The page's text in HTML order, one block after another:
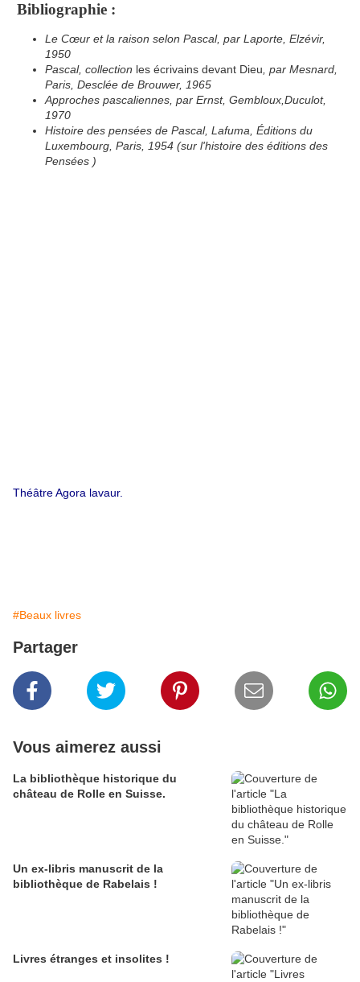
Bibliographie :
Le Cœur et la raison selon Pascal, par Laporte, Elzévir,
1950
Pascal, collection les écrivains devant Dieu , par Mesnard,
Paris, Desclée de Brouwer, 1965
Approches pascaliennes, par Ernst, Gembloux,Duculot,
1970
Histoire des pensées de Pascal, Lafuma, Éditions du
Luxembourg, Paris, 1954 (sur l'histoire des éditions des
Pensées )
Théâtre Agora lavaur.
#Beaux livres
Partager
Vous aimerez aussi
La bibliothèque historique du
château de Rolle en Suisse.
Un ex-libris manuscrit de la
bibliothèque de Rabelais !
Livres étranges et insolites !